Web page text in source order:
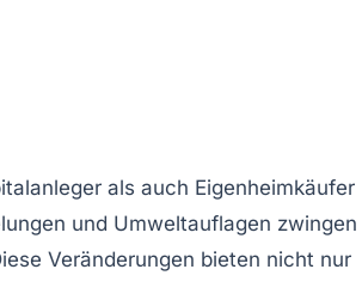
als auch Eigenheimkäufer
und Umweltauflagen zwingen
Veränderungen bieten nicht nur